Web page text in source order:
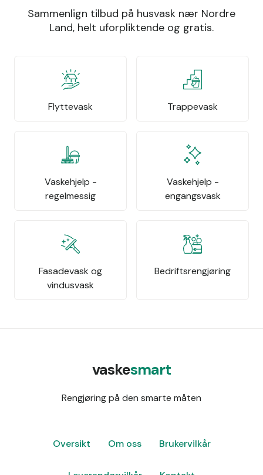
Sammenlign tilbud på husvask nær Nordre
Land, helt uforpliktende og gratis.
Flyttevask Trappevask
Vaskehjelp -
regelmessig
Vaskehjelp -
engangsvask
Fasadevask og
vindusvask
Bedriftsrengjøring
vaskesmart
Rengjøring på den smarte måten
Oversikt Om oss Brukervilkår